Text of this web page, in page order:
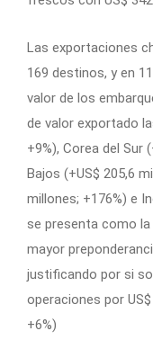
Las exportaciones
169 destinos, y en
valor de los
de valor exportado
+9%), Corea del Sur
Bajos (+US$ 205,6
millones; +176%) e
se presenta como
mayor
justificando por si
operaciones por
+6%)